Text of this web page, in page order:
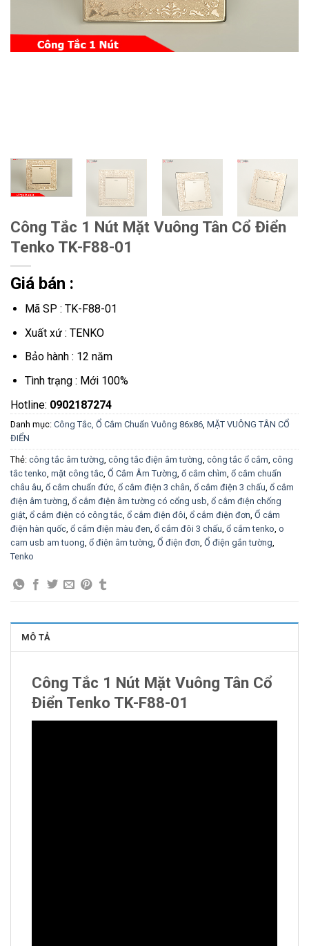
Công Tắc 1 Nút Mặt Vuông Tân Cổ Điển
Tenko TK-F88-01
Giá bán :
Mã SP : TK-F88-01
Xuất xứ : TENKO
Bảo hành : 12 năm
Tình trạng : Mới 100%
Hotline: 0902187274
Danh mục: Công Tắc, Ổ Cắm Chuẩn Vuông 86x86 MẶT VUÔNG TÂN CỔ
ĐIỂN
Thẻ: công tắc âm tường công tắc điện âm tường công tắc ổ cắm công
tắc tenko mặt công tắc Ổ Cắm Âm Tường ổ cắm chìm ổ cắm chuẩn
châu âu ổ cắm chuẩn đức ổ cắm điện 3 chân ổ cắm điện 3 chấu ổ cắm
điện âm tường ổ cắm điện âm tường có cổng usb ổ cắm điện chống
giật ổ cắm điện có công tắc ổ cắm điện đôi ổ cắm điện đơn Ổ cắm
điện hàn quốc ổ cắm điện màu đen ổ cắm đôi 3 chấu ổ cắm tenko o
cam usb am tuong ổ điện âm tường Ổ điện đơn Ổ điện gắn tường
Tenko
MÔ TẢ
Công Tắc 1 Nút Mặt Vuông Tân Cổ
Điển Tenko TK-F88-01